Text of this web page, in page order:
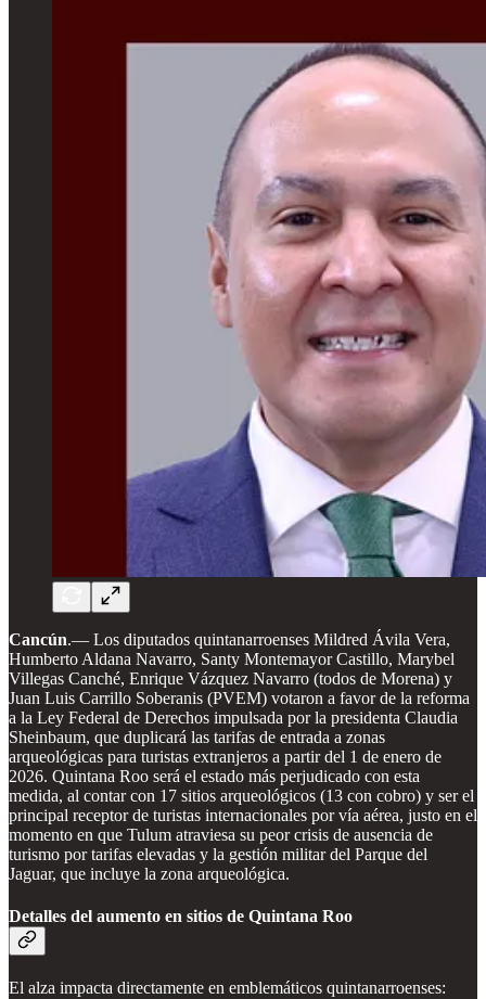
Cancún.— Los diputados quintanarroenses Mildred Ávila Vera,
Humberto Aldana Navarro, Santy Montemayor Castillo, Marybel
Villegas Canché, Enrique Vázquez Navarro (todos de Morena) y
Juan Luis Carrillo Soberanis (PVEM) votaron a favor de la reforma
a la Ley Federal de Derechos impulsada por la presidenta Claudia
Sheinbaum, que duplicará las tarifas de entrada a zonas
arqueológicas para turistas extranjeros a partir del 1 de enero de
2026. Quintana Roo será el estado más perjudicado con esta
medida, al contar con 17 sitios arqueológicos (13 con cobro) y ser el
principal receptor de turistas internacionales por vía aérea, justo en el
momento en que Tulum atraviesa su peor crisis de ausencia de
turismo por tarifas elevadas y la gestión militar del Parque del
Jaguar, que incluye la zona arqueológica.
Detalles del aumento en sitios de Quintana Roo
El alza impacta directamente en emblemáticos quintanarroenses: